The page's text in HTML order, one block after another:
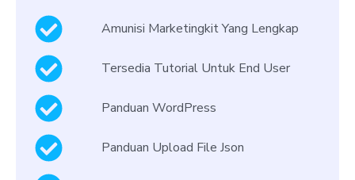
Amunisi Marketingkit Yang Lengkap
Tersedia Tutorial Untuk End User
Panduan WordPress
Panduan Upload File Json